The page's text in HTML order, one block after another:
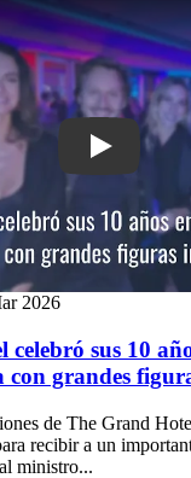
Play: The
2026
sus 10
con grandes
de The Grand
recibir a un
ministro...